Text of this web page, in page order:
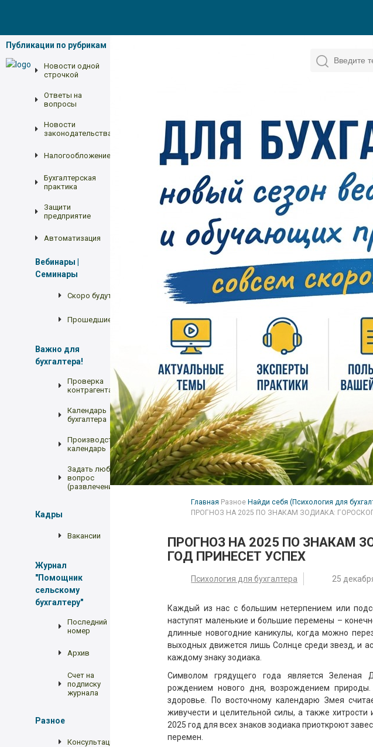
Публикации по рубрикам
Новости одной
строчкой
Ответы на
вопросы
Новости
законодательства
Налогообложение
Бухгалтерская
практика
Защити
предприятие
Автоматизация
Вебинары |
Семинары
Скоро будут
Прошедшие
Важно для
бухгалтера!
Проверка
контрагента
Календарь
бухгалтера
Производственный
календарь
Задать любой
вопрос
(развлечение)
Кадры
Вакансии
Журнал
"Помощник
сельскому
бухгалтеру"
Последний
номер
Архив
Счет на
подписку
журнала
Разное
Консультации
Главная Разное Найди себя (Психология для
ПРОГНОЗ НА 2025 ПО ЗНАКАМ ЗОДИАКА:
ПРОГНОЗ НА 2025 ПО ЗНАКАМ
ГОД ПРИНЕСЕТ УСПЕХ
Психология для бухгалтера 25
Каждый из нас с большим нетерпением или
наступят маленькие и большие перемены –
длинные новогодние каникулы, когда можно
выходных движется лишь Солнце среди звезд, и
каждому знаку зодиака.
Символом грядущего года является Зеленая
рождением нового дня, возрождением природы.
здоровье. По восточному календарю Змея
живучести и целительной силы, а также хитрости
2025 год для всех знаков зодиака приоткроют
перемен.